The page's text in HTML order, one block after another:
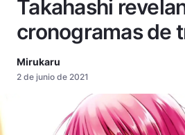
Takahashi
cronogramas de
Mirukaru
2 de junio de 2021